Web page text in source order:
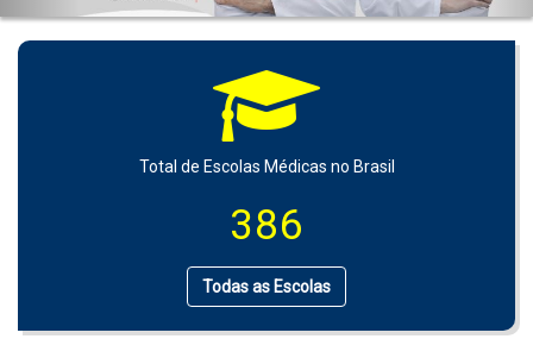
Total de Escolas Médicas no Brasil
386
Todas as Escolas